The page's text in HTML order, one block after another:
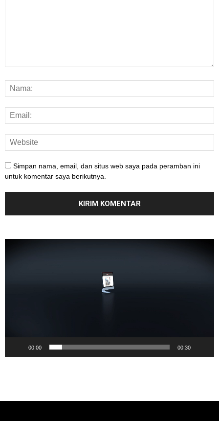
Simpan nama, email, dan situs web saya pada peramban ini
untuk komentar saya berikutnya.
00:00 00:30